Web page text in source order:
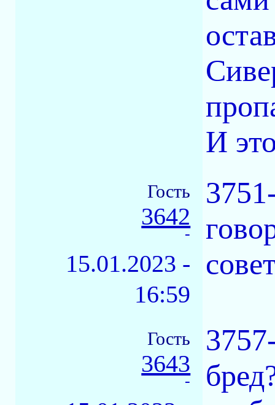
И
Гость
3642
-
15.01.2023 -
16:59
Гость
3643
-